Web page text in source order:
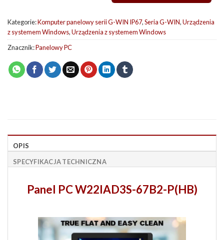
Kategorie:Komputer panelowy serii G-WIN IP67,Seria G-WIN,Urządzenia
z systemem Windows,Urządzenia z systemem Windows
Znacznik:Panelowy PC
OPIS
SPECYFIKACJA TECHNICZNA
Panel PC W22IAD3S-67B2-P(HB)